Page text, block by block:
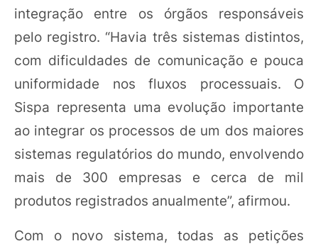
integração entre os órgãos responsáveis
pelo registro. “Havia três sistemas distintos,
com dificuldades de comunicação e pouca
uniformidade nos fluxos processuais. O
Sispa representa uma evolução importante
ao integrar os processos de um dos maiores
sistemas regulatórios do mundo, envolvendo
mais de 300 empresas e cerca de mil
produtos registrados anualmente”, afirmou.
Com o novo sistema, todas as petições